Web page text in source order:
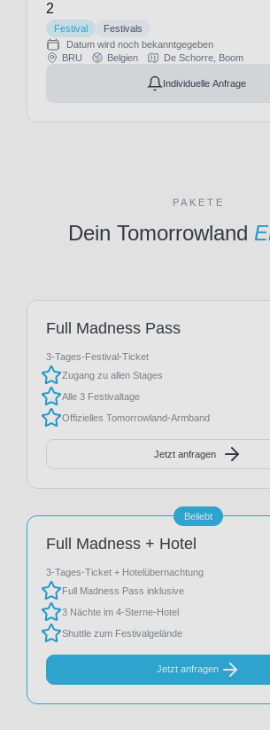
2
Festival
Festivals
Datum wird noch bekanntgegeben
BRU
Belgien De Schorre, Boom
Individuelle Anfrage
PAKETE
Dein Tomorrowland
Full Madness Pass
3-Tages-Festival-Ticket
Zugang zu allen Stages
Alle 3 Festivaltage
Offizielles Tomorrowland-Armband
Jetzt anfragen
Beliebt
Full Madness + Hotel
3-Tages-Ticket + Hotelübernachtung
Full Madness Pass inklusive
3 Nächte im 4-Sterne-Hotel
Shuttle zum Festivalgelände
Jetzt anfragen